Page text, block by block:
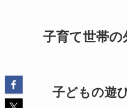
子育て世帯の
子どもの遊